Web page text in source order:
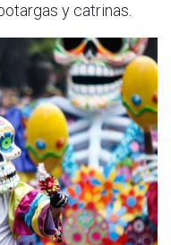
y catrinas.